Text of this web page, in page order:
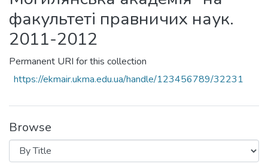
факультеті правничих наук.
2011-2012
Permanent URI for this collection
https://ekmair.ukma.edu.ua/handle/123456789/32231
Browse